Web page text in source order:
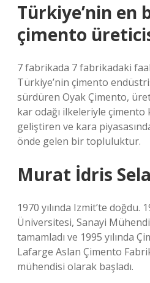
Türkiye’nin en
çimento
7 fabrikada 7 fabrikadaki
Türkiye’nin çimento
sürdüren Oyak Çimento,
kar odağı ilkeleriyle çimento
geliştiren ve kara
önde gelen bir topluluktur.
Murat İdris
1970 yılında Izmit’te doğdu.
Üniversitesi, Sanayi
tamamladı ve 1995 yılında
Lafarge Aslan Çimento
mühendisi olarak başladı.